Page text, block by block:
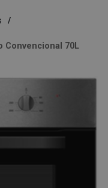
Convencional 70L